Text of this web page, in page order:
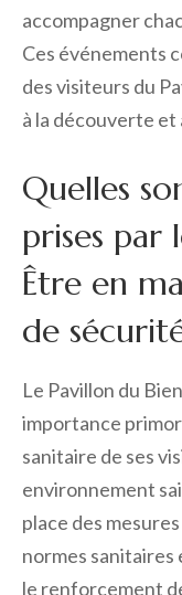
accompagner
Ces événements
des visiteurs du
à la découverte
Quelles
prises par
Être en
de
Le Pavillon du
importance
sanitaire de ses
environnement
place des
normes sanitaires
le renforcement